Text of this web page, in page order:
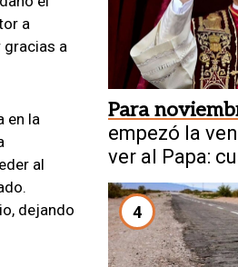
a
gracias a
en la
al
dejando
Para
empezó la
ver al Papa:
4